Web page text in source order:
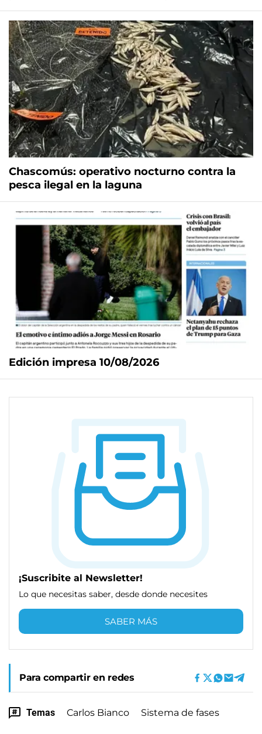
Chascomús: operativo nocturno contra la
pesca ilegal en la laguna
Edición impresa 10/08/2026
¡Suscribite al Newsletter!
Lo que necesitas saber, desde donde necesites
SABER MÁS
Para compartir en redes
Temas Carlos Bianco Sistema de fases